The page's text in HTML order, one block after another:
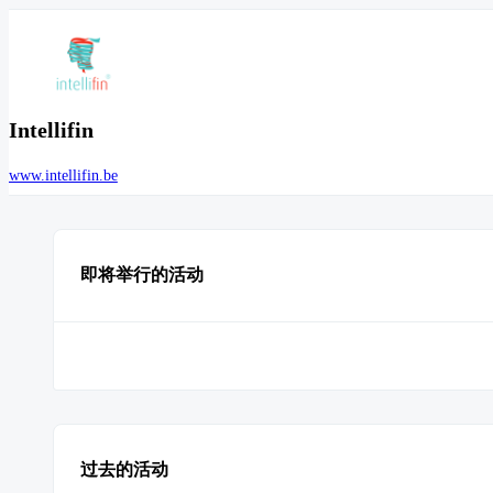
Intellifin
www.intellifin.be
即将举行的活动
过去的活动